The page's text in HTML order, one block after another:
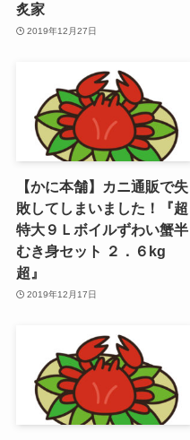
炙家
2019年12月27日
【かに本舗】カニ通販で失
敗してしまいました！『超
特大９Ｌボイルずわい蟹半
むき身セット ２．６kg
超』
2019年12月17日